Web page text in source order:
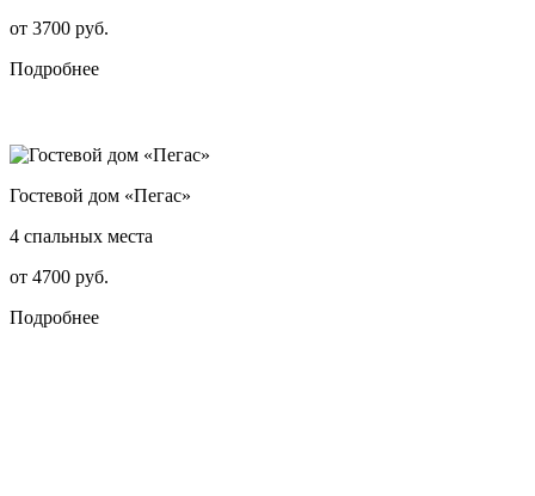
от 3700 руб.
Подробнее
Гостевой дом «Пегас»
4 спальных места
от 4700 руб.
Подробнее